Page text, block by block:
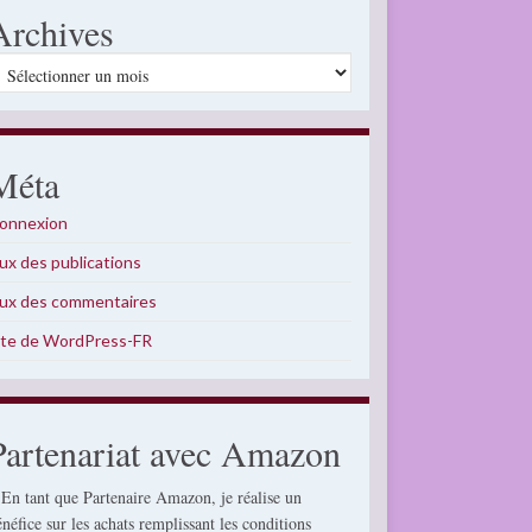
des publications
des commentaires
de WordPress-FR
avec Amazon
tant que Partenaire Amazon, je réalise un
sur les achats remplissant les conditions